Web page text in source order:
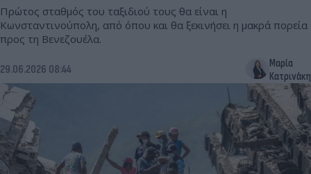
Πρώτος σταθμός του ταξιδιού τους θα είναι η
Κωνσταντινούπολη, από όπου και θα ξεκινήσει η μακρά πορεία
προς τη Βενεζουέλα.
29.06.2026 08:44
Μαρία
Κατρινάκη